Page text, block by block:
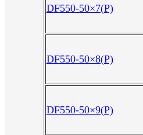
DF550-50×7(P)
DF550-50×8(P)
DF550-50×9(P)